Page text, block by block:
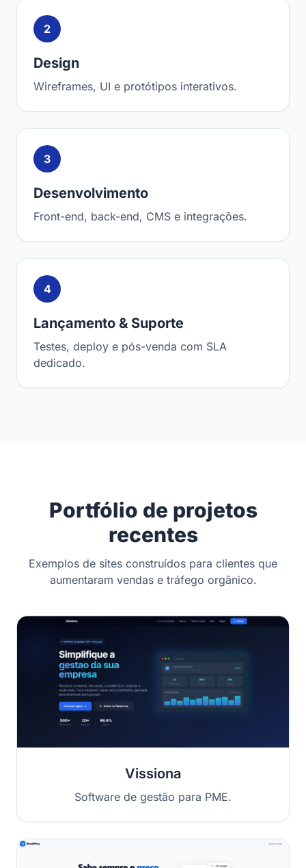
2
Design
Wireframes, UI e protótipos interativos.
3
Desenvolvimento
Front-end, back-end, CMS e integrações.
4
Lançamento & Suporte
Testes, deploy e pós-venda com SLA
dedicado.
Portfólio de projetos
recentes
Exemplos de sites construídos para clientes que
aumentaram vendas e tráfego orgânico.
Vissiona
Software de gestão para PME.